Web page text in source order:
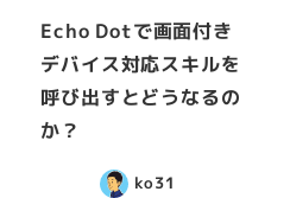
Echo Dotで画面付き
デバイス対応スキルを
呼び出すとどうなるの
か？
ko31